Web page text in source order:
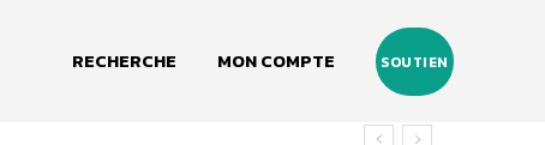
RECHERCHE MON COMPTE SOUTIEN